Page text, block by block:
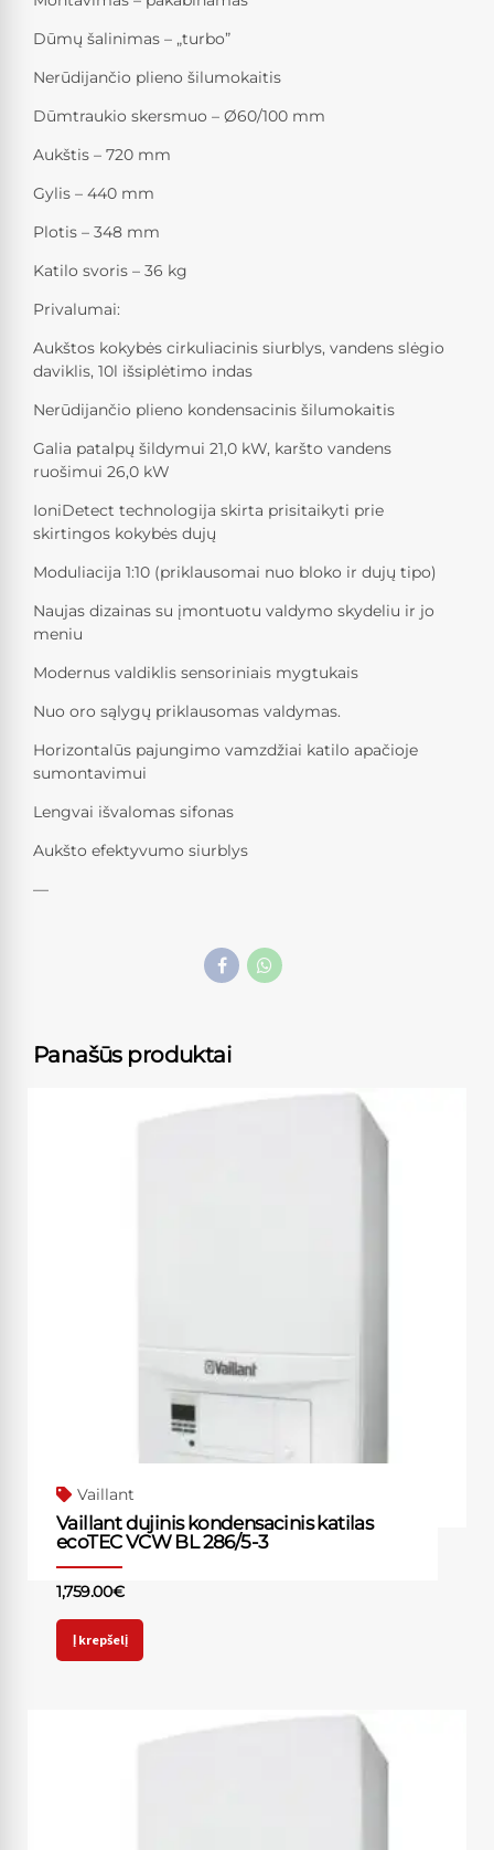
Dūmų šalinimas – „turbo”
Nerūdijančio plieno šilumokaitis
Dūmtraukio skersmuo – Ø60/100 mm
Aukštis – 720 mm
Gylis – 440 mm
Plotis – 348 mm
Katilo svoris – 36 kg
Privalumai:
Aukštos kokybės cirkuliacinis siurblys, vandens slėgio
daviklis, 10l išsiplėtimo indas
Nerūdijančio plieno kondensacinis šilumokaitis
Galia patalpų šildymui 21,0 kW, karšto vandens
ruošimui 26,0 kW
IoniDetect technologija skirta prisitaikyti prie
skirtingos kokybės dujų
Moduliacija 1:10 (priklausomai nuo bloko ir dujų tipo)
Naujas dizainas su įmontuotu valdymo skydeliu ir jo
meniu
Modernus valdiklis sensoriniais mygtukais
Nuo oro sąlygų priklausomas valdymas.
Horizontalūs pajungimo vamzdžiai katilo apačioje
sumontavimui
Lengvai išvalomas sifonas
Aukšto efektyvumo siurblys
—
Panašūs produktai
Vaillant
Vaillant dujinis kondensacinis katilas
ecoTEC VCW BL 286/5-3
1,759.00€
Į krepšelį